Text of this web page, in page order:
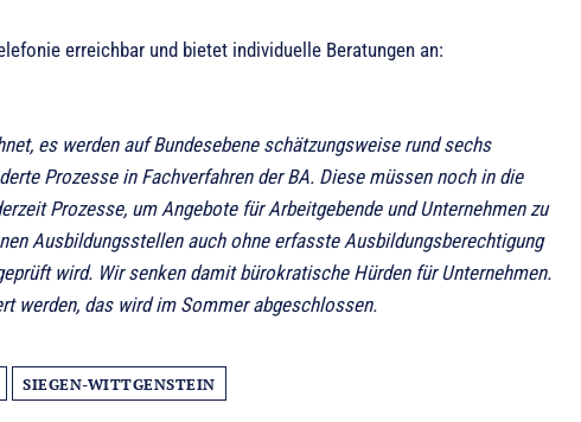
erreichbar und bietet individuelle Beratungen an:
es werden auf Bundesebene schätzungsweise rund sechs
Prozesse in Fachverfahren der BA. Diese müssen noch in die
Prozesse, um Angebote für Arbeitgebende und Unternehmen zu
Ausbildungsstellen auch ohne erfasste Ausbildungsberechtigung
wird. Wir senken damit bürokratische Hürden für Unternehmen.
werden, das wird im Sommer abgeschlossen.
SIEGEN-WITTGENSTEIN